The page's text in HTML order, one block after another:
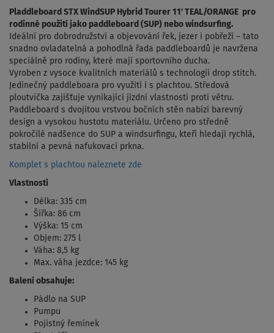
Pladdleboard STX WindSUP Hybrid Tourer 11' TEAL/ORANGE pro
rodinné použití jako paddleboard (SUP) nebo windsurfing.
Ideální pro dobrodružství a objevování řek, jezer i pobřeží – tato
snadno ovladatelná a pohodlná řada paddleboardů je navržena
speciálně pro rodiny, které mají sportovního ducha.
Vyroben z vysoce kvalitních materiálů s technologií drop stitch.
Jedinečný paddleboara pro využití i s plachtou. Středová
ploutvička zajišťuje vynikající jízdní vlastnosti proti větru.
Paddleboard s dvojitou vrstvou bočních stěn nabízí barevný
design a vysokou hustotu materiálu. Určeno pro středně
pokročilé nadšence do SUP a windsurfingu, kteří hledají rychlá,
stabilní a pevná nafukovací prkna.
Komplet s plachtou naleznete zde
Vlastnosti
Délka: 335 cm
Šířka: 86 cm
Výška: 15 cm
Objem: 275 l
Váha: 8,5 kg
Max. váha jezdce: 145 kg
Balení obsahuje:
Pádlo na SUP
Pumpu
Pojistný řemínek